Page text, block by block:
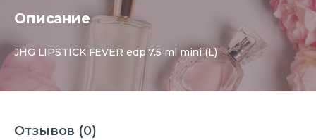
Описание
JHG LIPSTICK FEVER edp 7.5 ml mini (L)
Отзывов (0)